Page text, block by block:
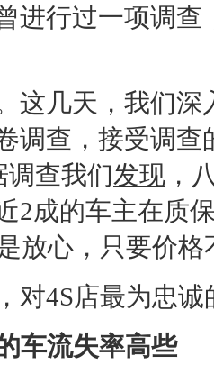
进行过一项调
几天，我们深
调查，接受调
调查我们发现 ，
2成的车主在质
放心，只要价
，对4S店最为忠诚
流失率高些